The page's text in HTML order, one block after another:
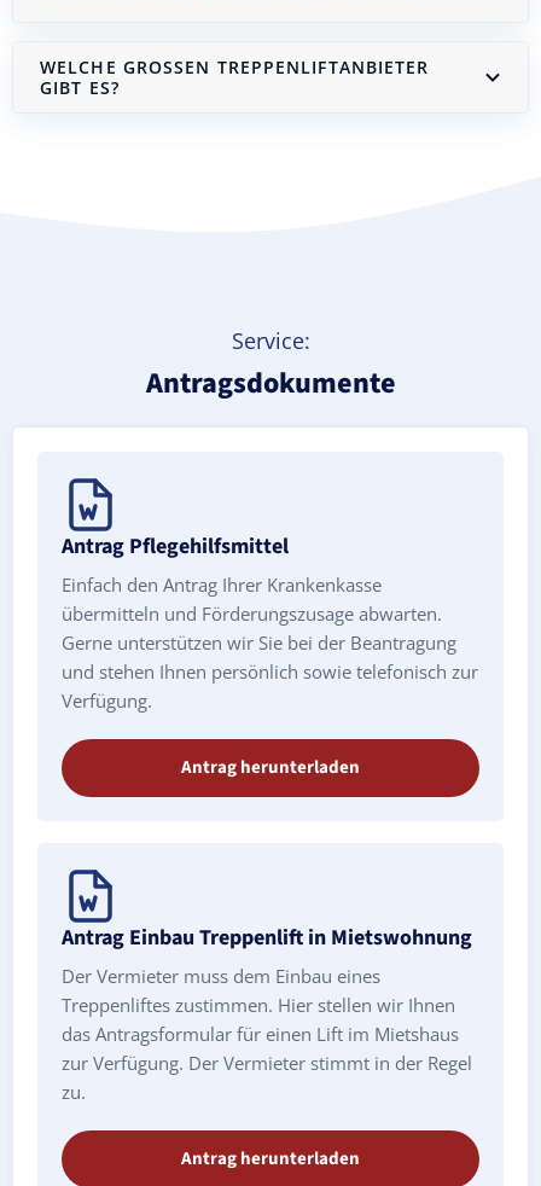
WELCHE GROSSEN TREPPENLIFTANBIETER G
IBT ES?
Service:
Antragsdokumente
Antrag Pflegehilfsmittel
Einfach den Antrag Ihrer Krankenkasse
übermitteln und Förderungszusage abwarten.
Gerne unterstützen wir Sie bei der Beantragung
und stehen Ihnen persönlich sowie telefonisch zur
Verfügung.
Antrag herunterladen
Antrag Einbau Treppenlift in Mietswohnung
Der Vermieter muss dem Einbau eines
Treppenliftes zustimmen. Hier stellen wir Ihnen
das Antragsformular für einen Lift im Mietshaus
zur Verfügung. Der Vermieter stimmt in der Regel
zu.
Antrag herunterladen